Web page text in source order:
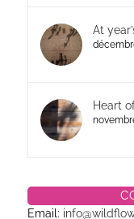
At
Heart
Email: